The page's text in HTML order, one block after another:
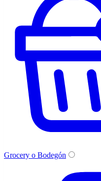
Grocery o Bodegón